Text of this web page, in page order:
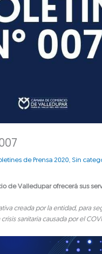
de Prensa 2020,Sin
de Valledupar ofrecerá sus
creada por la entidad, para
sanitaria causada por el